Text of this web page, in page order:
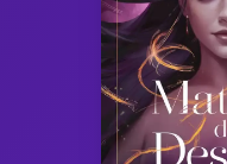
Vuoi